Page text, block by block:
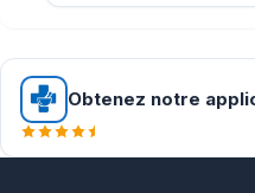
Obtenez notre